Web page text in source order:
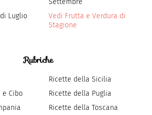
Luglio
Vedi Frutta e Verdura di
Stagione
Rubriche
Cibo
Ricette della Sicilia
Ricette della Puglia
Ricette della Toscana